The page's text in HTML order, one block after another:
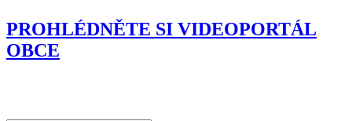
PROHLÉDNĚTE SI VIDEOPORTÁL
OBCE